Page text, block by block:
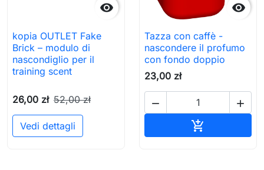

kopia OUTLET Fake
Brick – modulo di
nascondiglio per il
training scent
26,00 zł 52,00 zł
Vedi dettagli

Tazza con caffè -
nascondere il profumo
con fondo doppio
23,00 zł
 
